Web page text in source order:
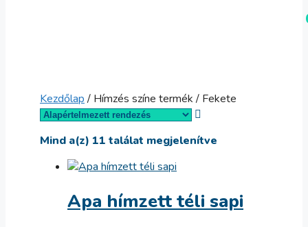
Kezdőlap/ Hímzés színe termék / Fekete
Mind a(z) 11 találat megjelenítve
Apa hímzett téli sapi